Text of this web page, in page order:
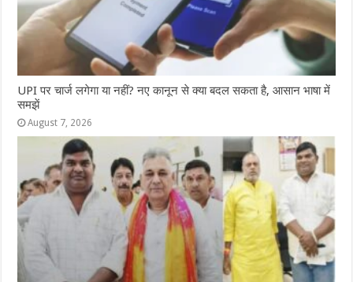
UPI पर चार्ज लगेगा या नहीं? नए कानून से क्या बदल सकता है, आसान भाषा में
समझें
August 7, 2026